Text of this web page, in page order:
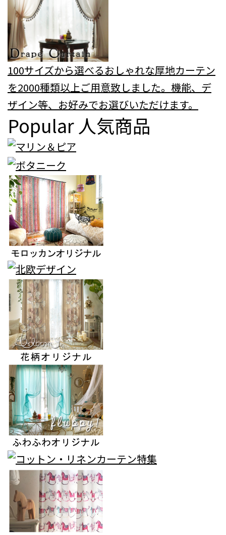
100サイズから選べるおしゃれな厚地カーテン
を2000種類以上ご用意致しました。機能、デ
ザイン等、お好みでお選びいただけます。
Popular人気商品